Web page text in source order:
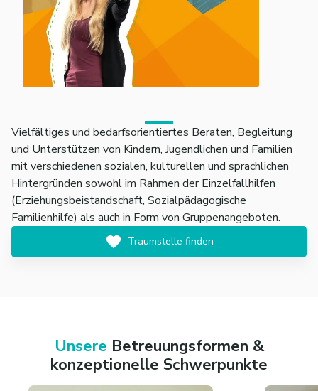
Vielfältiges und bedarfsorientiertes Beraten, Begleitung
und Unterstützen von Kindern, Jugendlichen und Familien
mit verschiedenen sozialen, kulturellen und sprachlichen
Hintergründen sowohl im Rahmen der Einzelfallhilfen
(Erziehungsbeistandschaft, Sozialpädagogische
Familienhilfe) als auch in Form von Gruppenangeboten.
Traumstelle finden
Unsere Betreuungsformen &
konzeptionelle Schwerpunkte